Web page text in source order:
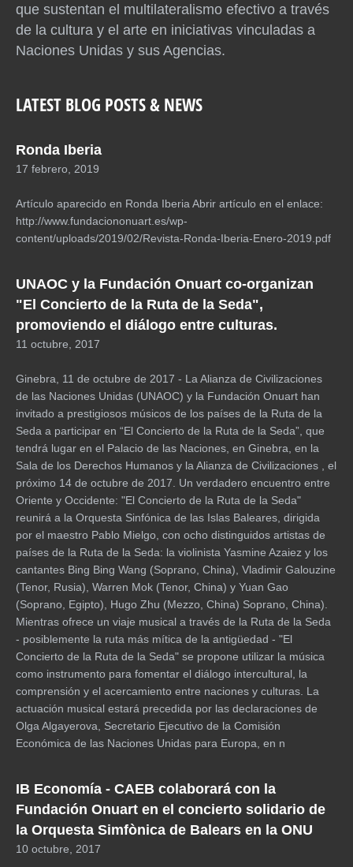
que sustentan el multilateralismo efectivo a través
de la cultura y el arte en iniciativas vinculadas a
Naciones Unidas y sus Agencias.
LATEST BLOG POSTS & NEWS
Ronda Iberia
17 febrero, 2019
Artículo aparecido en Ronda Iberia Abrir artículo en el enlace:
http://www.fundaciononuart.es/wp-
content/uploads/2019/02/Revista-Ronda-Iberia-Enero-2019.pdf
UNAOC y la Fundación Onuart co-organizan
"El Concierto de la Ruta de la Seda",
promoviendo el diálogo entre culturas.
11 octubre, 2017
Ginebra, 11 de octubre de 2017 - La Alianza de Civilizaciones
de las Naciones Unidas (UNAOC) y la Fundación Onuart han
invitado a prestigiosos músicos de los países de la Ruta de la
Seda a participar en “El Concierto de la Ruta de la Seda”, que
tendrá lugar en el Palacio de las Naciones, en Ginebra, en la
Sala de los Derechos Humanos y la Alianza de Civilizaciones , el
próximo 14 de octubre de 2017. Un verdadero encuentro entre
Oriente y Occidente: "El Concierto de la Ruta de la Seda"
reunirá a la Orquesta Sinfónica de las Islas Baleares, dirigida
por el maestro Pablo Mielgo, con ocho distinguidos artistas de
países de la Ruta de la Seda: la violinista Yasmine Azaiez y los
cantantes Bing Bing Wang (Soprano, China), Vladimir Galouzine
(Tenor, Rusia), Warren Mok (Tenor, China) y Yuan Gao
(Soprano, Egipto), Hugo Zhu (Mezzo, China) Soprano, China).
Mientras ofrece un viaje musical a través de la Ruta de la Seda
- posiblemente la ruta más mítica de la antigüedad - "El
Concierto de la Ruta de la Seda" se propone utilizar la música
como instrumento para fomentar el diálogo intercultural, la
comprensión y el acercamiento entre naciones y culturas. La
actuación musical estará precedida por las declaraciones de
Olga Algayerova, Secretario Ejecutivo de la Comisión
Económica de las Naciones Unidas para Europa, en n
IB Economía - CAEB colaborará con la
Fundación Onuart en el concierto solidario de
la Orquesta Simfònica de Balears en la ONU
10 octubre, 2017